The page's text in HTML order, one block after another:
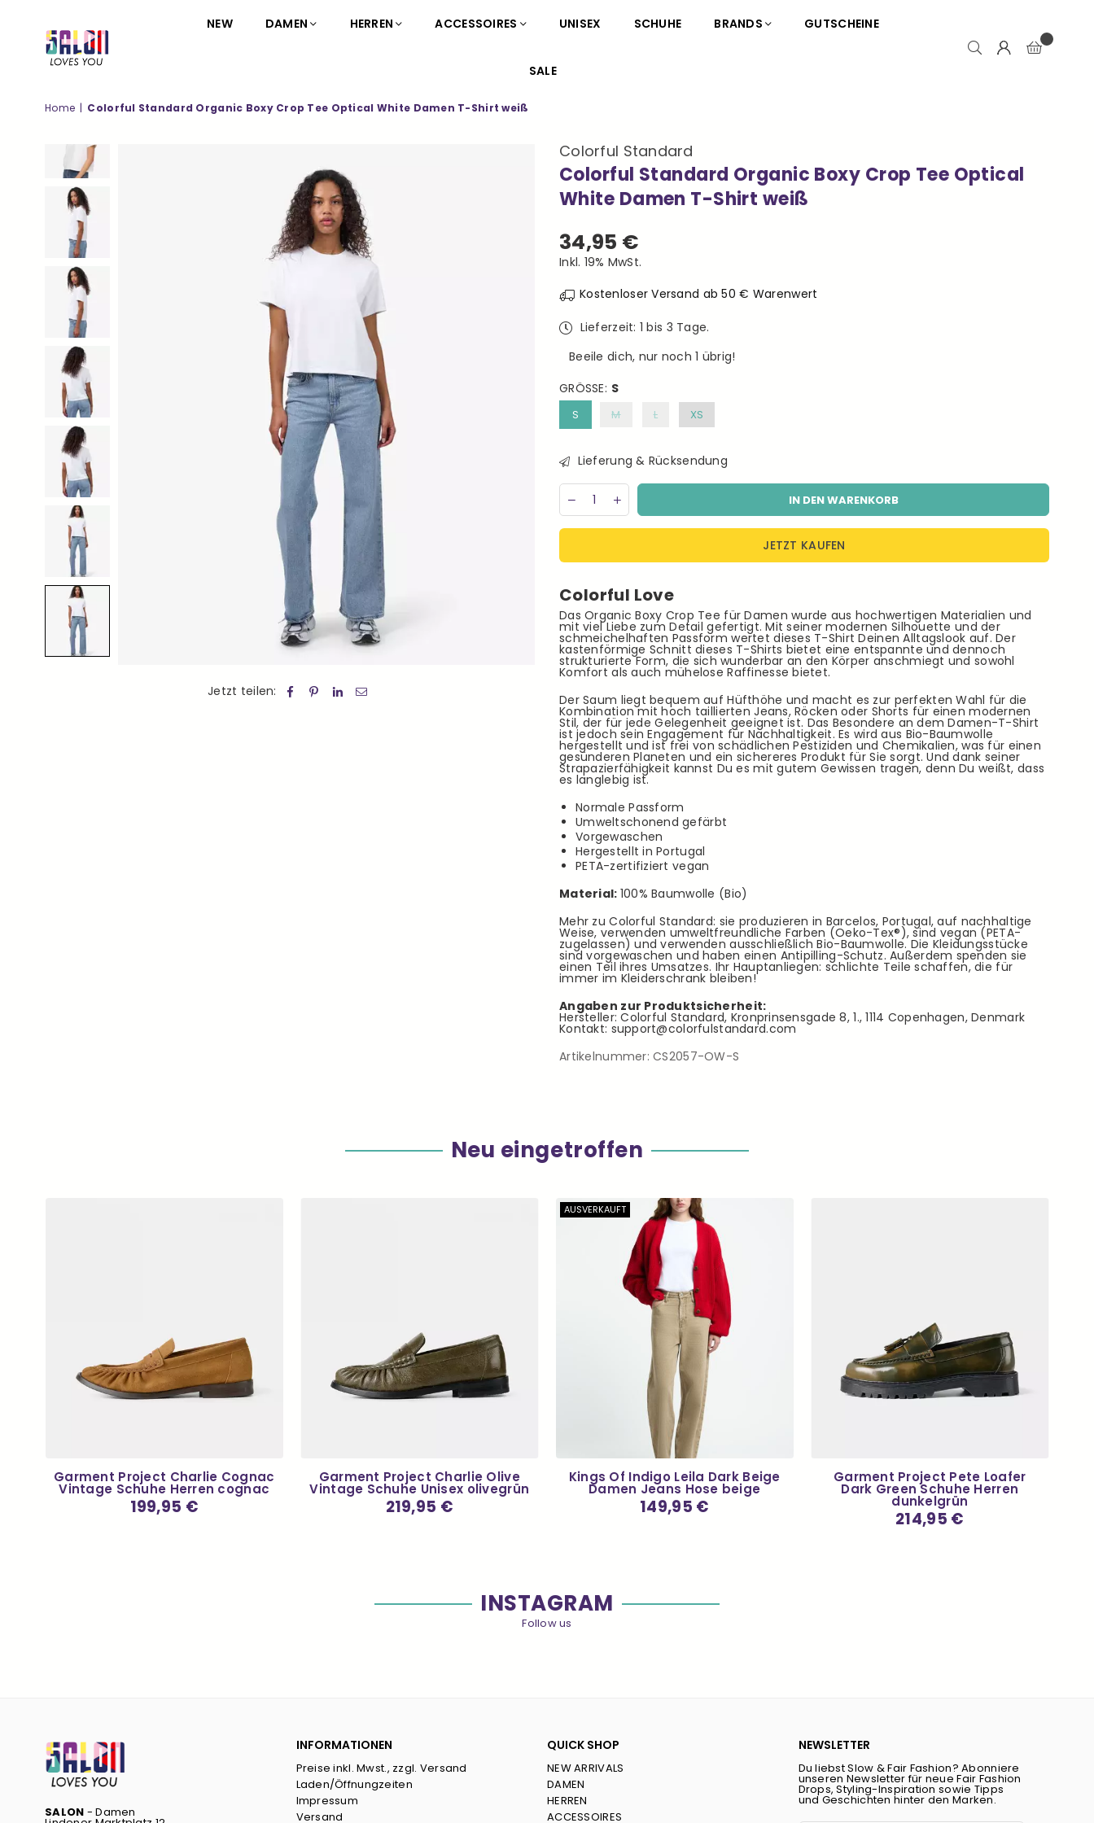
YOU
NEW DAMEN HERREN ACCESSOIRES UNISEX SCHUHE BRANDS GUTSCHEINE
SALE
Home | Colorful Standard Organic Boxy Crop Tee Optical White Damen T-Shirt weiß
Jetzt teilen:
Colorful Standard
Colorful Standard Organic Boxy Crop Tee Optical
White Damen T-Shirt weiß
Normaler
Preis
34,95 €
Inkl. 19% MwSt.
Kostenloser Versand ab 50 € Warenwert
Lieferzeit: 1 bis 3 Tage.
Beeile dich, nur noch1 übrig!
GRÖSSE: S
S M L XS
Lieferung & Rücksendung
Menge
Decrease
quantity
for
Crop
Tee
Optical
White
Damen
T-
Shirt
weiß
Increase
quantity
for
Crop
Tee
Optical
White
Damen
T-
Shirt
weiß
IN DEN WARENKORB
JETZT KAUFEN
Colorful Love
Das Organic Boxy Crop Tee für Damen wurde aus hochwertigen Materialien und
mit viel Liebe zum Detail gefertigt. Mit seiner modernen Silhouette und der
schmeichelhaften Passform wertet dieses T-Shirt Deinen Alltagslook auf. Der
kastenförmige Schnitt dieses T-Shirts bietet eine entspannte und dennoch
strukturierte Form, die sich wunderbar an den Körper anschmiegt und sowohl
Komfort als auch mühelose Raffinesse bietet.
Der Saum liegt bequem auf Hüfthöhe und macht es zur perfekten Wahl für die
Kombination mit hoch taillierten Jeans, Röcken oder Shorts für einen modernen
Stil, der für jede Gelegenheit geeignet ist. Das Besondere an dem Damen-T-Shirt
ist jedoch sein Engagement für Nachhaltigkeit. Es wird aus Bio-Baumwolle
hergestellt und ist frei von schädlichen Pestiziden und Chemikalien, was für einen
gesünderen Planeten und ein sichereres Produkt für Sie sorgt. Und dank seiner
Strapazierfähigkeit kannst Du es mit gutem Gewissen tragen, denn Du weißt, dass
es langlebig ist.
Normale Passform
Umweltschonend gefärbt
Vorgewaschen
Hergestellt in Portugal
PETA-zertifiziert vegan
Material: 100% Baumwolle (Bio)
Mehr zu Colorful Standard: sie produzieren in Barcelos, Portugal, auf nachhaltige
Weise, verwenden umweltfreundliche Farben (Oeko-Tex®), sind vegan (PETA-
zugelassen) und verwenden ausschließlich Bio-Baumwolle. Die Kleidungsstücke
sind vorgewaschen und haben einen Antipilling-Schutz. Außerdem spenden sie
einen Teil ihres Umsatzes. Ihr Hauptanliegen: schlichte Teile schaffen, die für
immer im Kleiderschrank bleiben!
Angaben zur Produktsicherheit:
Hersteller: Colorful Standard, Kronprinsensgade 8, 1., 1114 Copenhagen, Denmark
Kontakt: support@colorfulstandard.com
Artikelnummer:CS2057-OW-S
Neu eingetroffen
Garment Project Charlie Cognac
Vintage Schuhe Herren cognac
Normaler
Preis
199,95 €
Garment Project Charlie Olive
Vintage Schuhe Unisex olivegrün
Normaler
Preis
219,95 €
AUSVERKAUFT
Kings Of Indigo Leila Dark Beige
Damen Jeans Hose beige
Normaler
Preis
149,95 €
Garment Project Pete Loafer
Dark Green Schuhe Herren
dunkelgrün
Normaler
Preis
214,95 €
INSTAGRAM
Follow us
SALON - Damen
INFORMATIONEN
Preise inkl. Mwst., zzgl. Versand
Laden/Öffnungzeiten
Impressum
Versand
QUICK SHOP
NEW ARRIVALS
DAMEN
HERREN
ACCESSOIRES
NEWSLETTER
Du liebst Slow & Fair Fashion? Abonniere
unseren Newsletter für neue Fair Fashion
Drops, Styling-Inspiration sowie Tipps
und Geschichten hinter den Marken.